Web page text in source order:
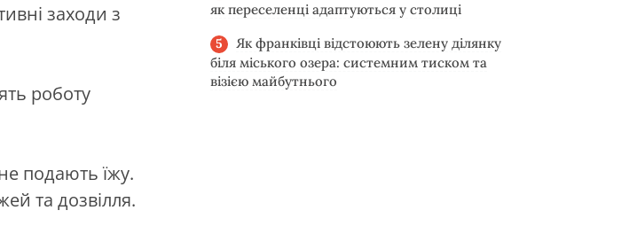
заходи з
роботу
подають їжу.
та дозвілля.
як переселенці адаптуються у столиці
Як франківці відстоюють зелену ділянку
біля міського озера: системним тиском та
візією майбутнього